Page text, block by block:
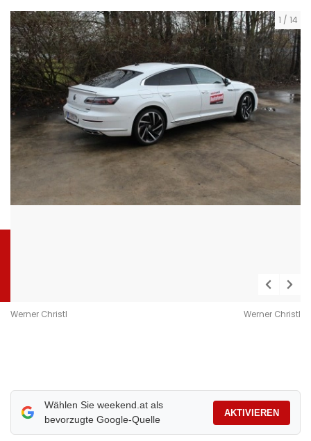
1 / 14
Werner Christl Werner Christl
Wählen Sie weekend.at als
bevorzugte Google-Quelle
AKTIVIEREN